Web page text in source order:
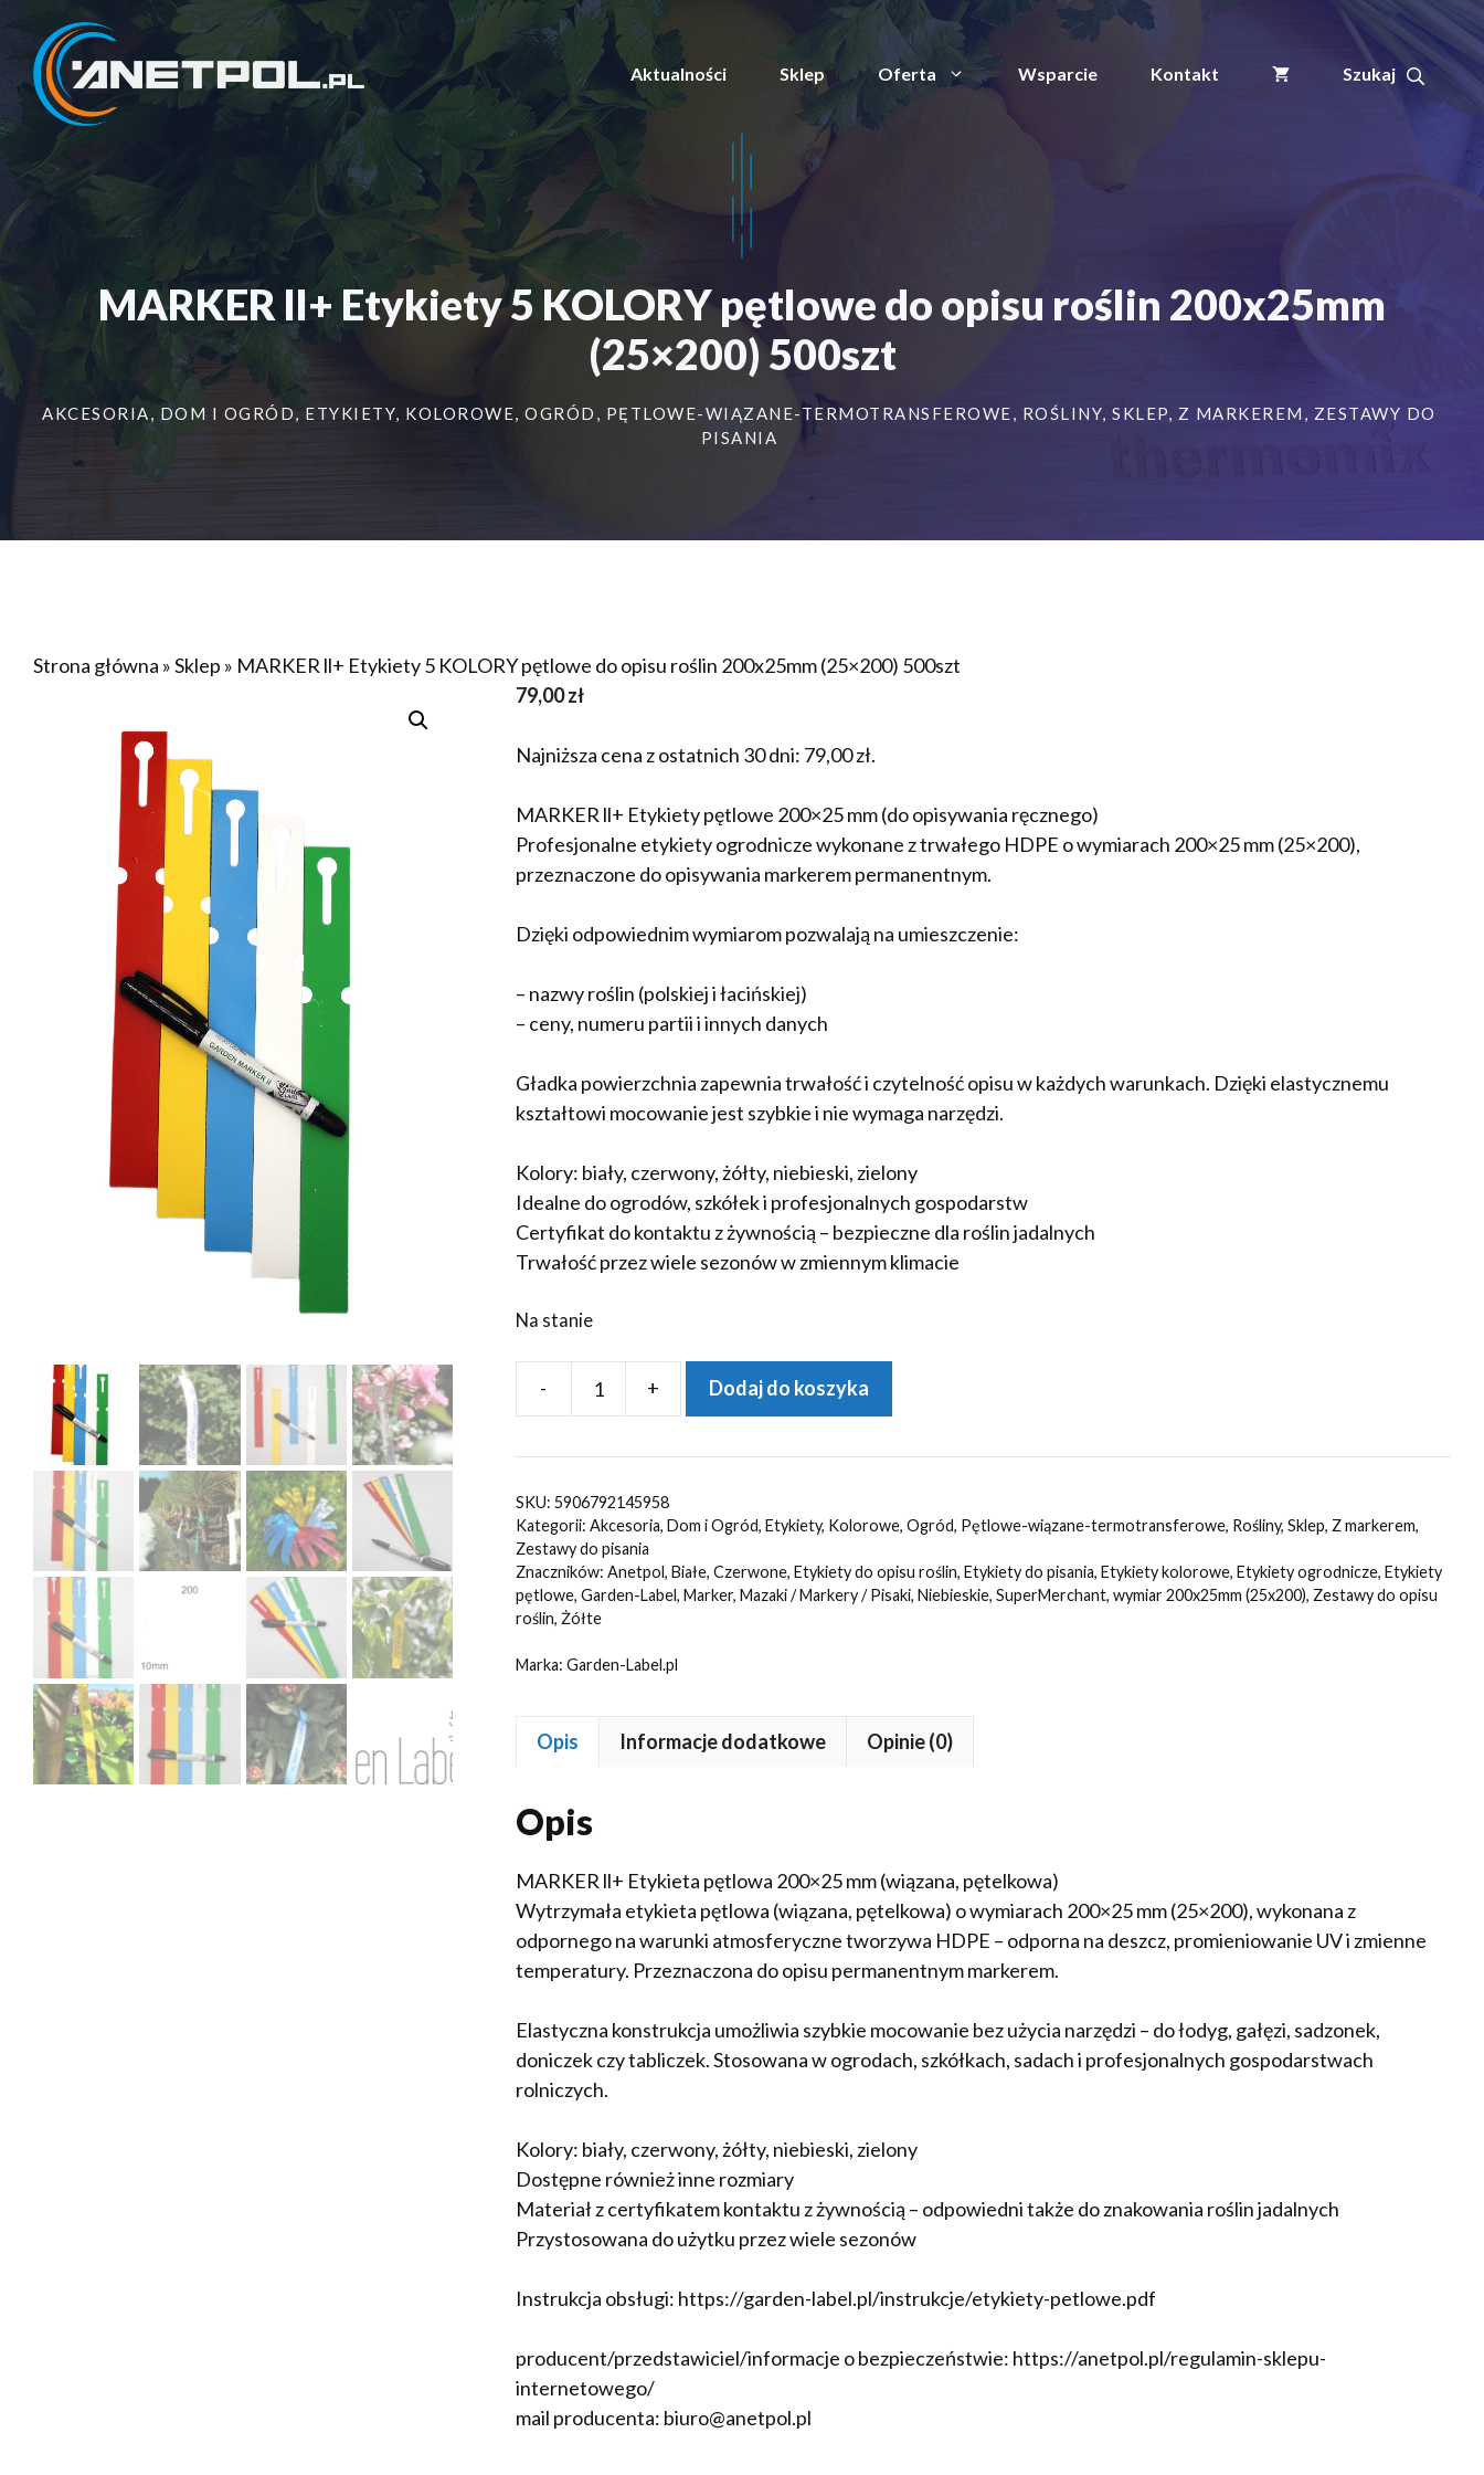
treści
Aktualności Sklep Oferta Wsparcie Kontakt
MARKER ll+ Etykiety 5 KOLORY pętlowe do opisu roślin 200x25mm
(25×200) 500szt
AKCESORIA, DOM I OGRÓD, ETYKIETY, KOLOROWE,OGRÓD , PĘTLOWE-WIĄZANE-TERMOTRANSFEROWE, ROŚLINY,SKLEP, Z MARKEREM , ZESTAWY DO
PISANIA
Strona główna »Sklep » MARKER ll+ Etykiety 5 KOLORY pętlowe do opisu roślin 200x25mm (25×200) 500szt
79,00zł
Najniższa cena z ostatnich 30 dni: 79,00zł.
MARKER ll+ Etykiety pętlowe 200×25 mm (do opisywania ręcznego)
Profesjonalne etykiety ogrodnicze wykonane z trwałego HDPE o wymiarach 200×25 mm (25×200),
przeznaczone do opisywania markerem permanentnym.
Dzięki odpowiednim wymiarom pozwalają na umieszczenie:
– nazwy roślin (polskiej i łacińskiej)
– ceny, numeru partii i innych danych
Gładka powierzchnia zapewnia trwałość i czytelność opisu w każdych warunkach. Dzięki elastycznemu
kształtowi mocowanie jest szybkie i nie wymaga narzędzi.
Kolory: biały, czerwony, żółty, niebieski, zielony
Idealne do ogrodów, szkółek i profesjonalnych gospodarstw
Certyfikat do kontaktu z żywnością – bezpieczne dla roślin jadalnych
Trwałość przez wiele sezonów w zmiennym klimacie
Na stanie
-
ll+
Etykiety
5
KOLORY
pętlowe
do
roślin
(25x200)
500szt
+ Dodaj do koszyka
SKU: 5906792145958
Kategorii: Akcesoria, Dom i Ogród, Etykiety, Kolorowe, Ogród, Pętlowe-wiązane-termotransferowe, Rośliny, Sklep, Z markerem,
Zestawy do pisania
Znaczników: Anetpol, Białe, Czerwone, Etykiety do opisu roślin, Etykiety do pisania, Etykiety kolorowe, Etykiety ogrodnicze, Etykiety
pętlowe, Garden-Label, Marker, Mazaki / Markery / Pisaki, Niebieskie, SuperMerchant, wymiar 200x25mm (25x200), Zestawy do opisu
roślin, Żółte
Marka: Garden-Label.pl
Opis Informacje dodatkowe Opinie (0)
Opis
MARKER ll+ Etykieta pętlowa 200×25 mm (wiązana, pętelkowa)
Wytrzymała etykieta pętlowa (wiązana, pętelkowa) o wymiarach 200×25 mm (25×200), wykonana z
odpornego na warunki atmosferyczne tworzywa HDPE – odporna na deszcz, promieniowanie UV i zmienne
temperatury. Przeznaczona do opisu permanentnym markerem.
Elastyczna konstrukcja umożliwia szybkie mocowanie bez użycia narzędzi – do łodyg, gałęzi, sadzonek,
doniczek czy tabliczek. Stosowana w ogrodach, szkółkach, sadach i profesjonalnych gospodarstwach
rolniczych.
Kolory: biały, czerwony, żółty, niebieski, zielony
Dostępne również inne rozmiary
Materiał z certyfikatem kontaktu z żywnością – odpowiedni także do znakowania roślin jadalnych
Przystosowana do użytku przez wiele sezonów
Instrukcja obsługi: https://garden-label.pl/instrukcje/etykiety-petlowe.pdf
producent/przedstawiciel/informacje o bezpieczeństwie: https://anetpol.pl/regulamin-sklepu-
internetowego/
mail producenta: biuro@anetpol.pl
ll+
Etykiety
5